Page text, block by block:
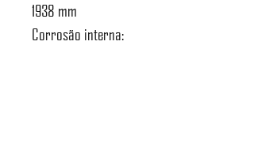
1938 mm
Corrosão interna: